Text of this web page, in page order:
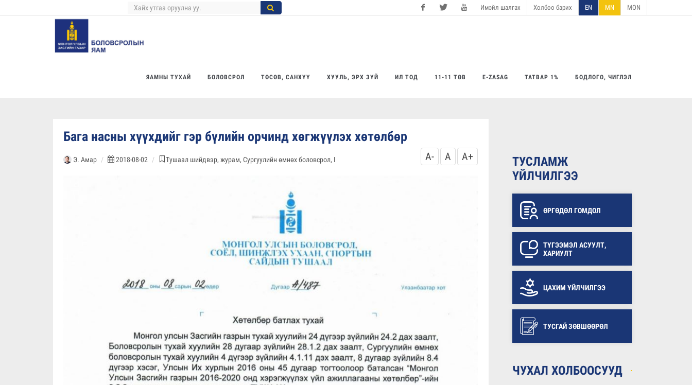
Имэйл шалгах Холбоо барих EN MN
MON
ЯАМНЫ ТУХАЙ БОЛОВСРОЛ ТӨСӨВ, САНХҮҮ ХУУЛЬ, ЭРХ ЗҮЙ ИЛ ТОД 11-11 ТӨВ E-ZASAG ТАТВАР 1% БОДЛОГО, ЧИГЛЭЛ
Бага насны хүүхдийг гэр бүлийн орчинд хөгжүүлэх хөтөлбөр
Э. Амар 2018-08-02 Тушаал шийдвэр, журам, Сургуулийн өмнөх боловсрол, Баримтлаж буй бодлого чиглэл 8311уншсан
A- A A+
ТУСЛАМЖ
ҮЙЛЧИЛГЭЭ
ӨРГӨДӨЛ ГОМДОЛ
ТҮГЭЭМЭЛ АСУУЛТ,
ХАРИУЛТ
ЦАХИМ ҮЙЛЧИЛГЭЭ
ТУСГАЙ ЗӨВШӨӨРӨЛ
ЧУХАЛ ХОЛБООСУУД